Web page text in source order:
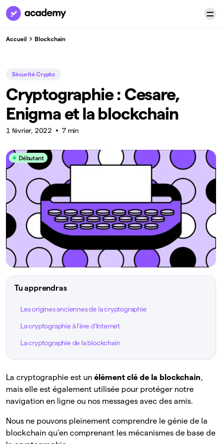
Accueil Blockchain
Sécurité Crypto
Cryptographie : Cesare,
Enigma et la blockchain
1 février, 2022 7 min
Débutant
Tu apprendras
Les origines anciennes de la cryptographie
La cryptographie à l’ère d’Internet
La cryptographie de la blockchain
La cryptographie est un élément clé de la blockchain,
mais elle est également utilisée pour protéger notre
navigation en ligne ou nos messages avec des amis.
Nous ne pouvons pleinement comprendre le génie de la
blockchain qu’en comprenant les mécanismes de base de